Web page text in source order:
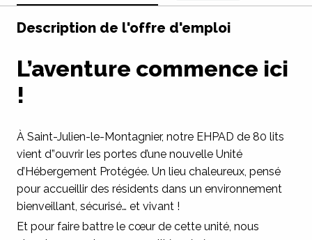
Description de l'offre d'emploi
L’aventure commence ici
!
À Saint-Julien-le-Montagnier, notre EHPAD de 80 lits
vient d”ouvrir les portes d’une nouvelle Unité
d’Hébergement Protégée. Un lieu chaleureux, pensé
pour accueillir des résidents dans un environnement
bienveillant, sécurisé… et vivant !
Et pour faire battre le cœur de cette unité, nous